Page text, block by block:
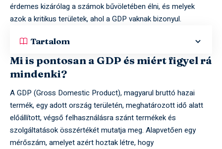
érdemes kizárólag a számok bűvöletében élni, és melyek
azok a kritikus területek, ahol a GDP vaknak bizonyul.
Tartalom
Mi is pontosan a GDP és miért figyel rá
mindenki?
A GDP (Gross Domestic Product), magyarul bruttó hazai
termék, egy adott ország területén, meghatározott idő alatt
előállított, végső felhasználásra szánt termékek és
szolgáltatások összértékét mutatja meg. Alapvetően egy
mérőszám, amelyet azért hoztak létre, hogy